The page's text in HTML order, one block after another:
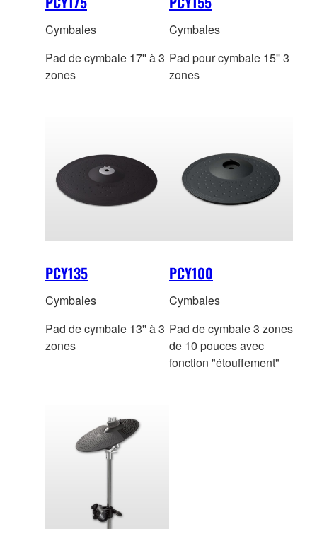
Cymbales
Pad de cymbale 17'' à 3
zones
Cymbales
Pad pour cymbale 15'' 3
zones
PCY135
Cymbales
Pad de cymbale 13'' à 3
zones
PCY100
Cymbales
Pad de cymbale 3 zones
de 10 pouces avec
fonction "étouffement"